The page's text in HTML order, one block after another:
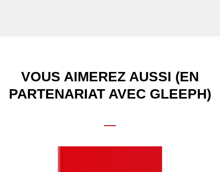
VOUS AIMEREZ AUSSI (EN
PARTENARIAT AVEC GLEEPH)